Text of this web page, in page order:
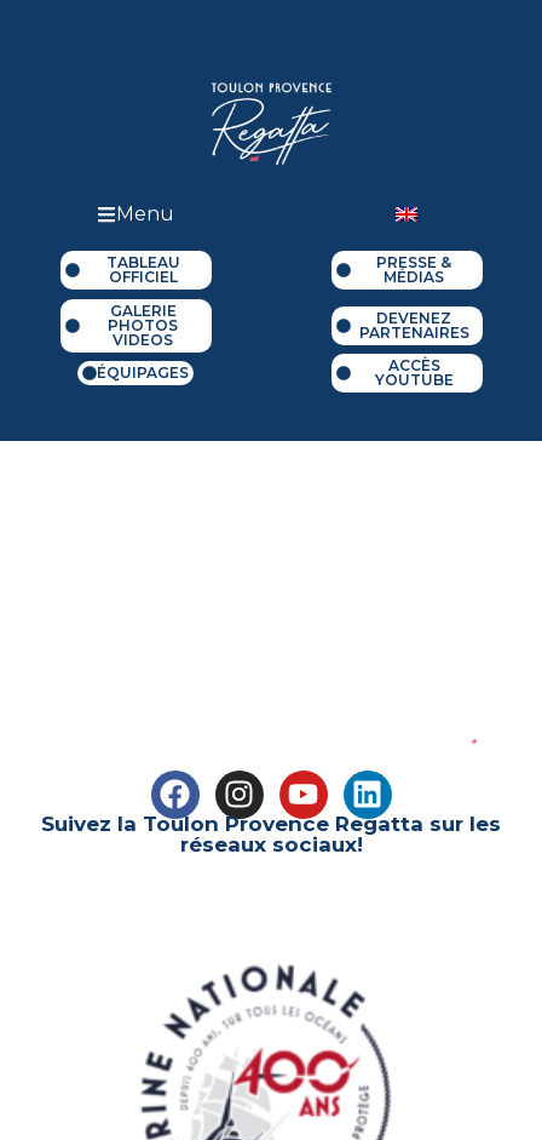
Menu
TABLEAU
OFFICIEL
PRESSE &
MÉDIAS
GALERIE
PHOTOS
VIDEOS
DEVENEZ
PARTENAIRES
ÉQUIPAGES
ACCÈS
YOUTUBE
Suivez la Toulon Provence Regatta sur les
réseaux sociaux!